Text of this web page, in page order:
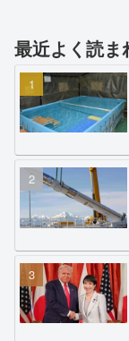
最近よく読ま